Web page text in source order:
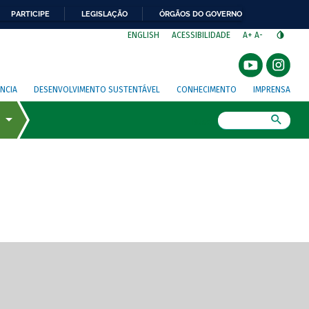
PARTICIPE LEGISLAÇÃO ÓRGÃOS DO GOVERNO
ENGLISH ACESSIBILIDADE A+ A-
DESENVOLVIMENTO SUSTENTÁVEL CONHECIMENTO IMPRENSA
de tela